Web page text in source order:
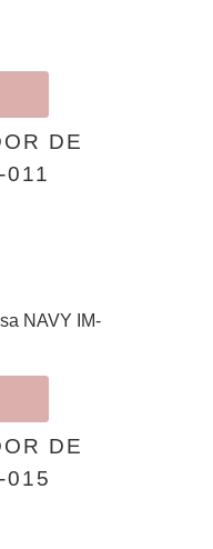
DE
011
DE
015